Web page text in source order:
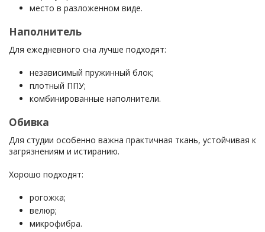
место в разложенном виде.
Наполнитель
Для ежедневного сна лучше подходят:
независимый пружинный блок;
плотный ППУ;
комбинированные наполнители.
Обивка
Для студии особенно важна практичная ткань, устойчивая к
загрязнениям и истиранию.
Хорошо подходят:
рогожка;
велюр;
микрофибра.